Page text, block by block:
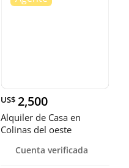
US$ 2,500
Alquiler de Casa en
Colinas del oeste
Cuenta verificada